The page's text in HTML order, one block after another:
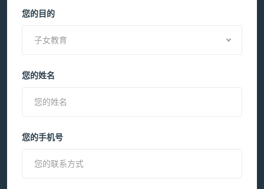
您的目的
子女教育
您的姓名
您的手机号